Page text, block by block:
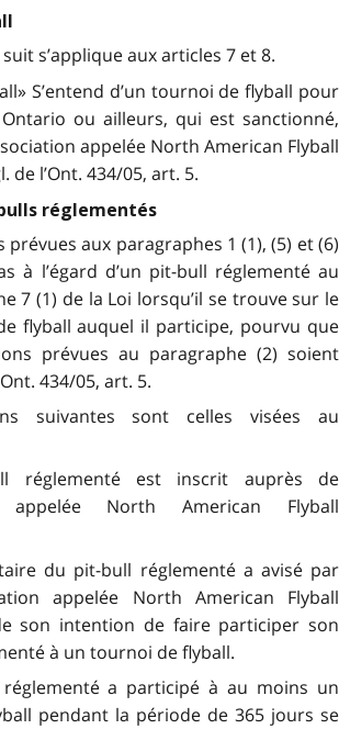
s’applique aux articles 7 et 8.
S’entend d’un tournoi de flyball pour
ou ailleurs, qui est sanctionné,
appelée North American Flyball
de l’Ont. 434/05, art. 5.
réglementés
prévues aux paragraphes 1 (1), (5) et (6)
à l’égard d’un pit-bull réglementé au
7 (1) de la Loi lorsqu’il se trouve sur le
flyball auquel il participe, pourvu que
prévues au paragraphe (2) soient
434/05, art. 5.
suivantes sont celles visées au
réglementé est inscrit auprès de
appelée North American Flyball
du pit-bull réglementé a avisé par
appelée North American Flyball
son intention de faire participer son
à un tournoi de flyball.
a participé à au moins un
pendant la période de 365 jours se